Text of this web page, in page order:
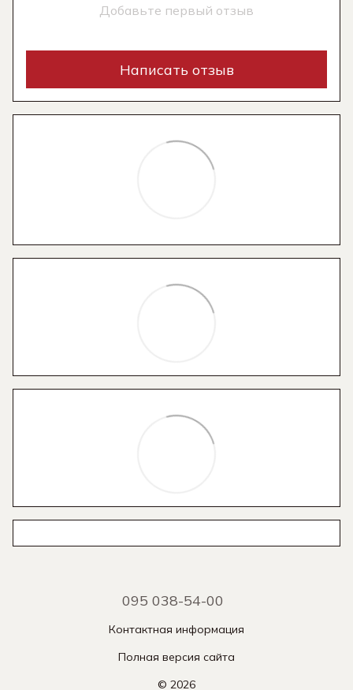
Добавьте первый отзыв
Написать отзыв
095 038-54-00
Контактная информация
Полная версия сайта
© 2026